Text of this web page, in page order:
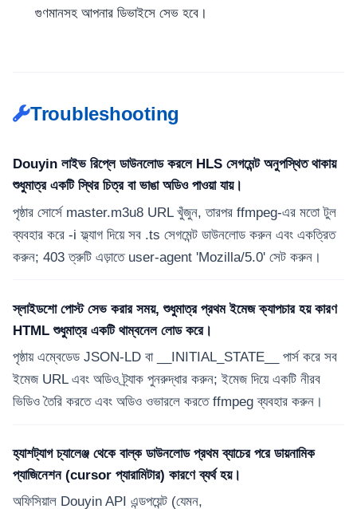
গুণমানসহ আপনার ডিভাইসে সেভ হবে।
Troubleshooting
Douyin লাইভ রিপ্লে ডাউনলোড করলে HLS সেগমেন্ট অনুপস্থিত থাকায়
শুধুমাত্র একটি স্থির চিত্র বা ভাঙা অডিও পাওয়া যায়।
পৃষ্ঠার সোর্সে master.m3u8 URL খুঁজুন, তারপর ffmpeg-এর মতো টুল
ব্যবহার করে -i ফ্ল্যাগ দিয়ে সব .ts সেগমেন্ট ডাউনলোড করুন এবং একত্রিত
করুন; 403 ত্রুটি এড়াতে user-agent 'Mozilla/5.0' সেট করুন।
স্লাইডশো পোস্ট সেভ করার সময়, শুধুমাত্র প্রথম ইমেজ ক্যাপচার হয় কারণ
HTML শুধুমাত্র একটি থাম্বনেল লোড করে।
পৃষ্ঠায় এম্বেডেড JSON-LD বা __INITIAL_STATE__ পার্স করে সব
ইমেজ URL এবং অডিও ট্র্যাক পুনরুদ্ধার করুন; ইমেজ দিয়ে একটি নীরব
ভিডিও তৈরি করতে এবং অডিও ওভারলে করতে ffmpeg ব্যবহার করুন।
হ্যাশট্যাগ চ্যালেঞ্জ থেকে বাল্ক ডাউনলোড প্রথম ব্যাচের পরে ডায়নামিক
প্যাজিনেশন (cursor প্যারামিটার) কারণে ব্যর্থ হয়।
অফিসিয়াল Douyin API এন্ডপয়েন্ট (যেমন,